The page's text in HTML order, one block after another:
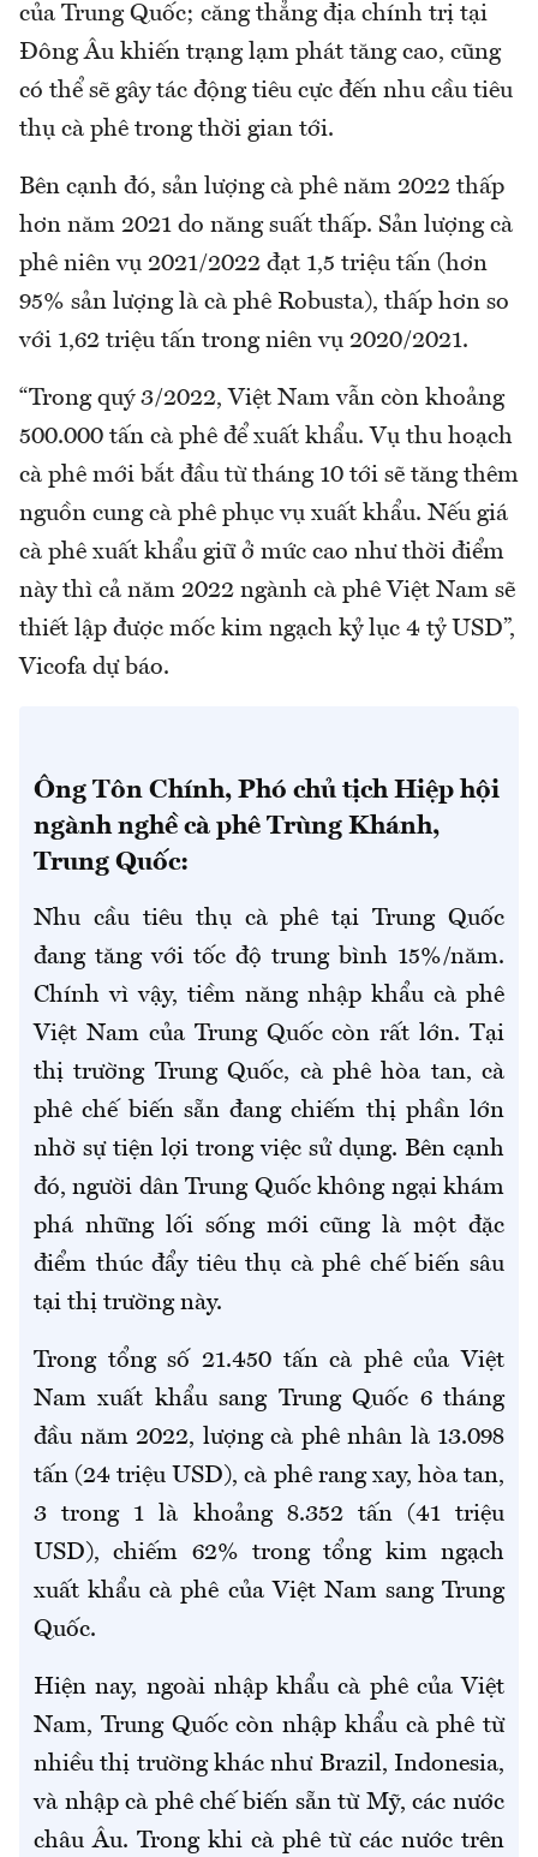
của Trung Quốc; căng thẳng địa chính trị tại
Đông Âu khiến trạng lạm phát tăng cao, cũng
có thể sẽ gây tác động tiêu cực đến nhu cầu tiêu
thụ cà phê trong thời gian tới.
Bên cạnh đó, sản lượng cà phê năm 2022 thấp
hơn năm 2021 do năng suất thấp. Sản lượng cà
phê niên vụ 2021/2022 đạt 1,5 triệu tấn (hơn
95% sản lượng là cà phê Robusta), thấp hơn so
với 1,62 triệu tấn trong niên vụ 2020/2021.
“Trong quý 3/2022, Việt Nam vẫn còn khoảng
500.000 tấn cà phê để xuất khẩu. Vụ thu hoạch
cà phê mới bắt đầu từ tháng 10 tới sẽ tăng thêm
nguồn cung cà phê phục vụ xuất khẩu. Nếu giá
cà phê xuất khẩu giữ ở mức cao như thời điểm
này thì cả năm 2022 ngành cà phê Việt Nam sẽ
thiết lập được mốc kim ngạch kỷ lục 4 tỷ USD”,
Vicofa dự báo.
Ông Tôn Chính, Phó chủ tịch Hiệp hội
ngành nghề cà phê Trùng Khánh,
Trung Quốc:
Nhu cầu tiêu thụ cà phê tại Trung Quốc
đang tăng với tốc độ trung bình 15%/năm.
Chính vì vậy, tiềm năng nhập khẩu cà phê
Việt Nam của Trung Quốc còn rất lớn. Tại
thị trường Trung Quốc, cà phê hòa tan, cà
phê chế biến sẵn đang chiếm thị phần lớn
nhờ sự tiện lợi trong việc sử dụng. Bên cạnh
đó, người dân Trung Quốc không ngại khám
phá những lối sống mới cũng là một đặc
điểm thúc đẩy tiêu thụ cà phê chế biến sâu
tại thị trường này.
Trong tổng số 21.450 tấn cà phê của Việt
Nam xuất khẩu sang Trung Quốc 6 tháng
đầu năm 2022, lượng cà phê nhân là 13.098
tấn (24 triệu USD), cà phê rang xay, hòa tan,
3 trong 1 là khoảng 8.352 tấn (41 triệu
USD), chiếm 62% trong tổng kim ngạch
xuất khẩu cà phê của Việt Nam sang Trung
Quốc.
Hiện nay, ngoài nhập khẩu cà phê của Việt
Nam, Trung Quốc còn nhập khẩu cà phê từ
nhiều thị trường khác như Brazil, Indonesia,
và nhập cà phê chế biến sẵn từ Mỹ, các nước
châu Âu. Trong khi cà phê từ các nước trên